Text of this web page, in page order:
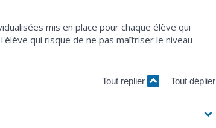
mis en place pour chaque élève qui
qui risque de ne pas maîtriser le niveau
Tout replier Tout déplier